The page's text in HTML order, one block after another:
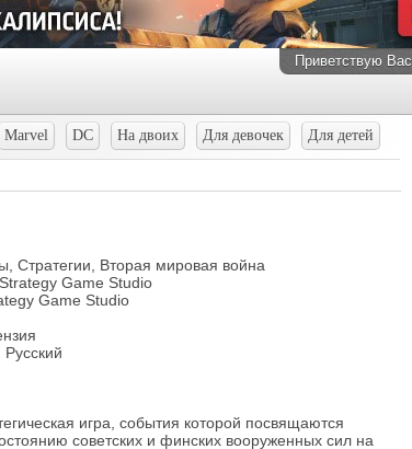
Приветствую Вас
Marvel DC На двоих Для девочек Для детей
Стратегии, Вторая мировая война
Game Studio
Game Studio
игра, события которой посвящаются
советских и финских вооруженных сил на